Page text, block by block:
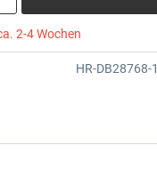
2-4 Wochen
HR-DB28768-1